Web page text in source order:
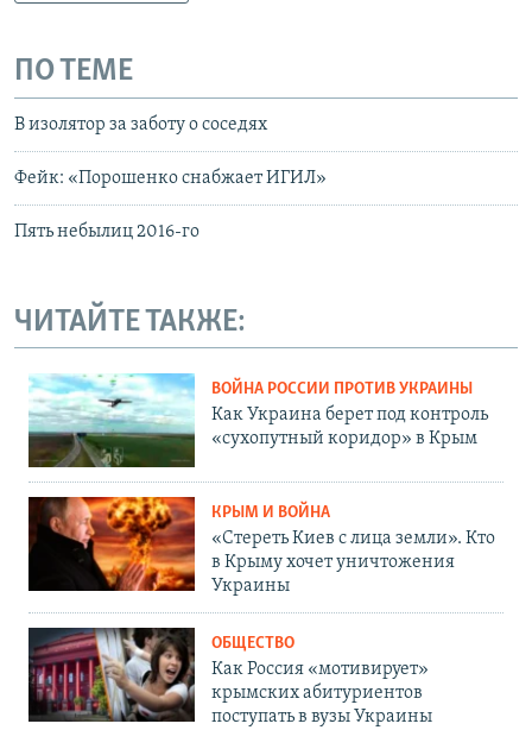
ПО ТЕМЕ
В изолятор за заботу о соседях
Фейк: «Порошенко снабжает ИГИЛ»
Пять небылиц 2016-го
ЧИТАЙТЕ ТАКЖЕ:
ВОЙНА РОССИИ ПРОТИВ УКРАИНЫ
Как Украина берет под контроль
«сухопутный коридор» в Крым
КРЫМ И ВОЙНА
«Стереть Киев с лица земли». Кто
в Крыму хочет уничтожения
Украины
ОБЩЕСТВО
Как Россия «мотивирует»
крымских абитуриентов
поступать в вузы Украины